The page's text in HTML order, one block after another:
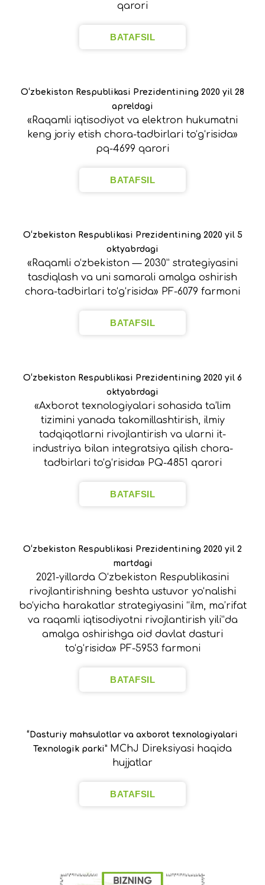
qarori
BATAFSIL
O‘zbekiston Respublikasi Prezidentining 2020 yil 28
apreldagi
«Raqamli iqtisodiyot va elektron hukumatni
keng joriy etish chora-tadbirlari to‘g‘risida»
pq-4699 qarori
BATAFSIL
O‘zbekiston Respublikasi Prezidentining 2020 yil 5
oktyabrdagi
«Raqamli o‘zbekiston — 2030” strategiyasini
tasdiqlash va uni samarali amalga oshirish
chora-tadbirlari to‘g‘risida» PF-6079 farmoni
BATAFSIL
O‘zbekiston Respublikasi Prezidentining 2020 yil 6
oktyabrdagi
«Axborot texnologiyalari sohasida ta’lim
tizimini yanada takomillashtirish, ilmiy
tadqiqotlarni rivojlantirish va ularni it-
industriya bilan integratsiya qilish chora-
tadbirlari to‘g‘risida» PQ-4851 qarori
BATAFSIL
O‘zbekiston Respublikasi Prezidentining 2020 yil 2
martdagi
2021-yillarda O‘zbekiston Respublikasini
rivojlantirishning beshta ustuvor yo‘nalishi
bo‘yicha harakatlar strategiyasini “ilm, ma’rifat
va raqamli iqtisodiyotni rivojlantirish yili”da
amalga oshirishga oid davlat dasturi
to‘g‘risida» PF-5953 farmoni
BATAFSIL
“Dasturiy mahsulotlar va axborot texnologiyalari
Texnologik parki” MChJ Direksiyasi haqida
hujjatlar
BATAFSIL